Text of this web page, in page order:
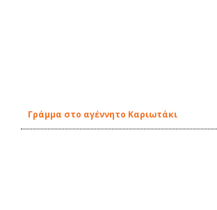
Γράμμα στο αγέννητο Καριωτάκι